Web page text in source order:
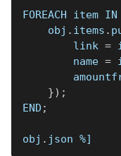
FOREACH item
    obj
. items .
        link
=
        name
=
}) ;
END ;
obj . json %]